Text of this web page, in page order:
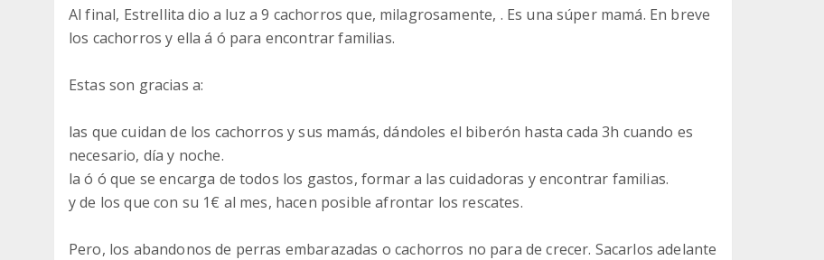
Al final, Estrellita dio a luz a 9 cachorros que, milagrosamente, . Es una súper mamá. En breve
los cachorros y ella á ó para encontrar familias.
Estas son gracias a:
las que cuidan de los cachorros y sus mamás, dándoles el biberón hasta cada 3h cuando es
necesario, día y noche.
la ó ó que se encarga de todos los gastos, formar a las cuidadoras y encontrar familias.
y de los que con su 1€ al mes, hacen posible afrontar los rescates.
Pero, los abandonos de perras embarazadas o cachorros no para de crecer. Sacarlos adelante